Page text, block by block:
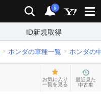
検索 通知
i
ID新規取得
ホンダの車種一覧 ホンダの
お気に入り
一覧を見る
最近見た
中古車